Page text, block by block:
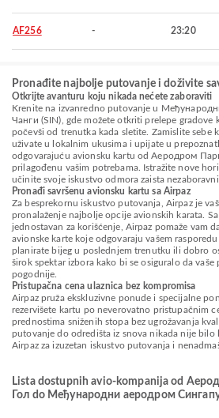
AF256 - 23:20
Pronađite najbolje putovanje i doživite
Otkrijte avanturu koju nikada nećete zaboraviti
Krenite na izvanredno putovanje u
Чанги (SIN), gde možete otkriti prelepe gradove
počevši od trenutka kada sletite. Zamislite sebe
uživate u lokalnim ukusima i upijate u
odgovarajuću avionsku kartu od Aеродром
prilagođenu vašim potrebama. Istražite nove
učinite svoje iskustvo odmora zaista
Pronađi savršenu avionsku kartu sa Airpaz
Za besprekornu iskustvo putovanja, Airpaz je
pronalaženje najbolje opcije avionskih karata.
jednostavan za korišćenje, Airpaz pomaže vam
avionske karte koje odgovaraju vašem
planirate bijeg u poslednjem trenutku ili dobro
širok spektar izbora kako bi se osiguralo da
pogodnije.
Pristupačna cena ulaznica bez kompromisa
Airpaz pruža ekskluzivne ponude i specijalne
rezervišete kartu po neverovatno pristupačnim
prednostima sniženih stopa bez ugrožavanja
putovanje do odredišta iz snova nikada nije bilo
Airpaz za izuzetan iskustvo putovanja i
Lista dostupnih avio-kompanija od
Гол do Међународни аеродром